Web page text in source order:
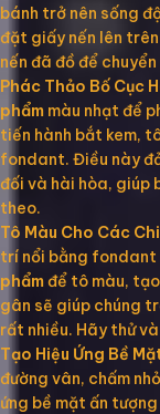
bánh trở nên sống
đặt giấy nến lên
nến đã đồ để
Phác Thảo Bố Cục
phẩm màu nhạt để
tiến hành bắt kem,
fondant. Điều này
đối và hài hòa, giúp
theo.
Tô Màu Cho Các
trí nổi bằng fondant
phẩmđể tô màu,
gân sẽ giúp chúng
rất nhiều. Hãy thử
Tạo Hiệu Ứng Bề
đường vân, chấm
ứng bề mặt ấn